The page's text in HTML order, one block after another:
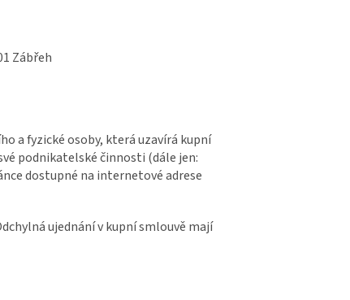
Zábřeh
a fyzické osoby, která uzavírá kupní
podnikatelské činnosti (dále jen:
dostupné na internetové adrese
ujednání v kupní smlouvě mají